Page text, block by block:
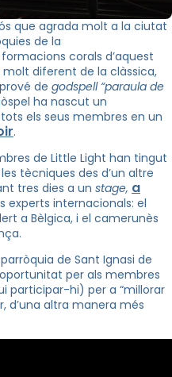
que agrada molt a la ciutat
de la
corals d’aquest
molt diferent de la clàssica,
de godspell “paraula de
ha nascut un
els seus membres en un
.
de Little Light han tingut
tècniques des d’un altre
tres dies a un stage, a
experts internacionals: el
a Bèlgica, i el camerunès
de Sant Ignasi de
per als membres
participar-hi) per a “millorar
d’una altra manera més